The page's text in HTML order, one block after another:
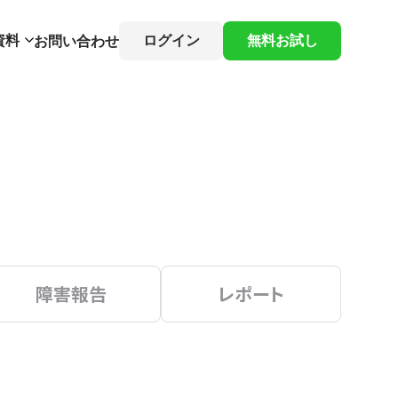
料 お問い合わせ ログイン 無料お試し
障害報告 レポート